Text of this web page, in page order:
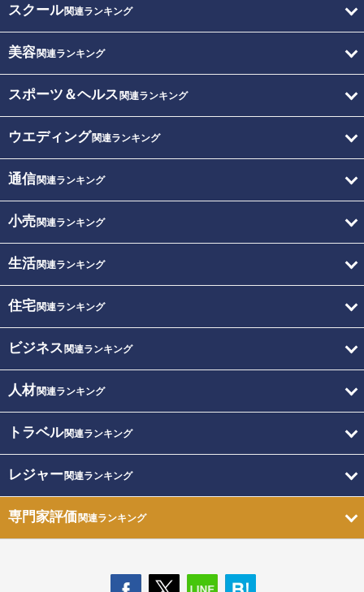
スクール関連ランキング
美容関連ランキング
スポーツ＆ヘルス 関連ランキング
ウエディング関連ランキング
通信関連ランキング
小売関連ランキング
生活関連ランキング
住宅関連ランキング
ビジネス 関連ランキング
人材関連ランキング
トラベル関連ランキング
レジャー関連ランキング
専門家評価関連ランキング